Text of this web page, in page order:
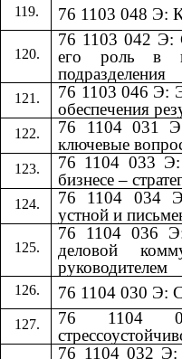
76 1103 048 Э:
76 1103 042 Э:
его роль в
подразделения
76 1103 046 Э:
обеспечения
76 1104 031 Э:
ключевые
76 1104 033 Э:
бизнесе –
76 1104 034 Э:
устной и
76 1104 036 Э:
деловой
руководителем
76 1104 030 Э:
76 1104
76 1104 032 Э: